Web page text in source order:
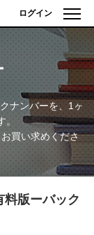
ログイン
ナンバーを、1ヶ
買い求めくださ
料版ーバック